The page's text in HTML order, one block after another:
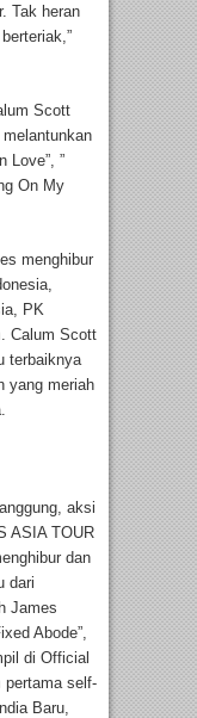
Tak heran
Scott
Love”, ”
On My
menghibur
PK
Calum Scott
terbaiknya
yang meriah
aksi
ASIA TOUR
dan
dari
James
Abode”,
di Official
pertama self-
Baru,